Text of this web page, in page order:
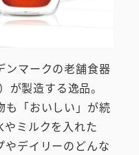
ンマークの老舗食器
製造する逸品。
も「おいしい」が続
やミルクを入れた
やデイリーのどんな